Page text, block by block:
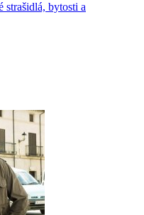
strašidlá, bytosti a